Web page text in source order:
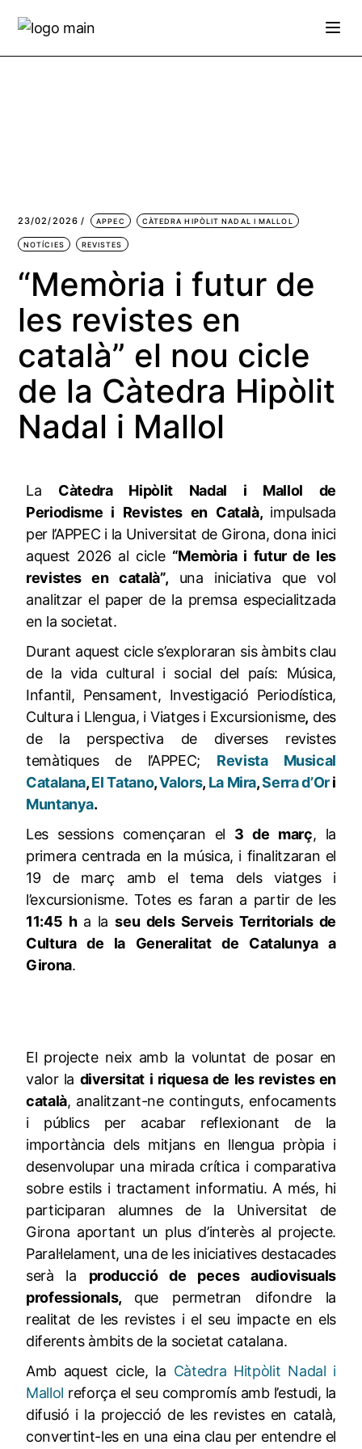
23/02/2026 APPEC CÀTEDRA HIPÒLIT NADAL I MALLOL
NOTÍCIES REVISTES
“Memòria i futur de
les revistes en
català” el nou cicle
de la Càtedra Hipòlit
Nadal i Mallol
La Càtedra Hipòlit Nadal i Mallol de
Periodisme i Revistes en Català, impulsada
per l’APPEC i la Universitat de Girona, dona inici
aquest 2026 al cicle “Memòria i futur de les
revistes en català”, una iniciativa que vol
analitzar el paper de la premsa especialitzada
en la societat.
Durant aquest cicle s’exploraran sis àmbits clau
de la vida cultural i social del país: Música,
Infantil, Pensament, Investigació Periodística,
Cultura i Llengua, i Viatges i Excursionisme, des
de la perspectiva de diverses revistes
temàtiques de l’APPEC; Revista Musical
Catalana,El Tatano,Valors, La Mira,Serra d’Ori
Muntanya.
Les sessions començaran el 3 de març, la
primera centrada en la música, i finalitzaran el
19 de març amb el tema dels viatges i
l’excursionisme. Totes es faran a partir de les
11:45 h a laseu dels Serveis Territorials de
Cultura de la Generalitat de Catalunya a
Girona.
El projecte neix amb la voluntat de posar en
valor la diversitat i riquesa de les revistes en
català, analitzant-ne continguts, enfocaments
i públics per acabar reflexionant de la
importància dels mitjans en llengua pròpia i
desenvolupar una mirada crítica i comparativa
sobre estils i tractament informatiu. A més, hi
participaran alumnes de la Universitat de
Girona aportant un plus d’interès al projecte.
Paral·lelament, una de les iniciatives destacades
serà la producció de peces audiovisuals
professionals, que permetran difondre la
realitat de les revistes i el seu impacte en els
diferents àmbits de la societat catalana.
Amb aquest cicle, la Càtedra Hitpòlit Nadal i
Mallol reforça el seu compromís amb l’estudi, la
difusió i la projecció de les revistes en català,
convertint-les en una eina clau per entendre el